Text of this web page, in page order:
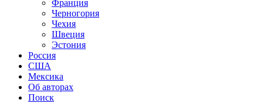
Франция
Черногория
Чехия
Швеция
Эстония
Россия
США
Мексика
Об авторах
Поиск